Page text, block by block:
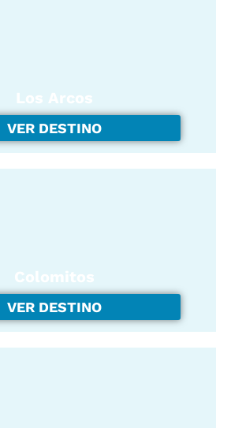
Los Arcos
VER DESTINO
Colomitos
VER DESTINO